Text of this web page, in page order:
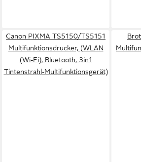
Canon PIXMA TS5150/TS5151
Multifunktionsdrucker, (WLAN
(Wi-Fi), Bluetooth, 3in1
Tintenstrahl-Multifunktionsgerät)